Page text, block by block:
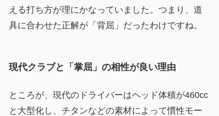
える打ち方が理にかなっていました。つまり、道
具に合わせた正解が「背屈」だったわけですね。
現代クラブと「掌屈」の相性が良い理由
ところが、現代のドライバーはヘッド体積が460cc
と大型化し、チタンなどの素材によって慣性モー